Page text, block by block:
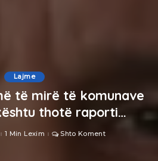
Lajme
të mirë të komunave
thotë raporti…
1 Min Lexim Shto Koment